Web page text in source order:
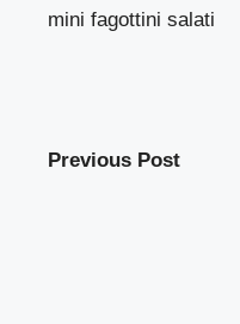
mini fagottini salati
Previous Post